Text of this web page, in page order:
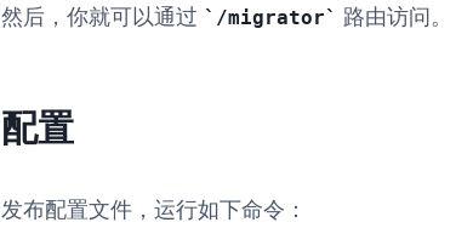
然后，你就可以通过 /migrator 路由访问。
配置
发布配置文件，运行如下命令：